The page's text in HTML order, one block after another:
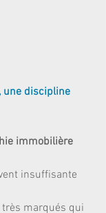
une discipline
immobilière
insuffisante
marqués qui